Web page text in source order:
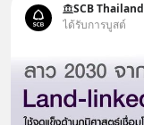
SCB Thailand
ได้รับการบูสต์